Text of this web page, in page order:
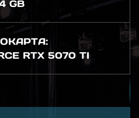
GB
RTX 5070 TI